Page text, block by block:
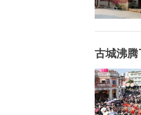
古城沸腾